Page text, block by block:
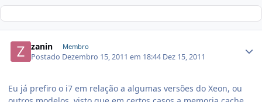
zanin Membro
Postado Dezembro 15, 2011 em 18:44 Dez 15, 2011
Eu já prefiro o i7 em relação a algumas versões do Xeon, ou